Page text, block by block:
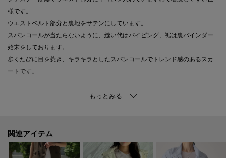
様です。
ウエストベルト部分と裏地をサテンにしています。
スパンコールが当たらないように、縫い代はパイピング、裾は裏バインダー
始末をしております。
歩くたびに目を惹き、キラキラとしたスパンコールでトレンド感のあるスカ
ートです。
〇スタイリングポイント
ゆったりめのニットとスニーカーに合わせカジュアルに、きれいめなブラウ
関連アイテム